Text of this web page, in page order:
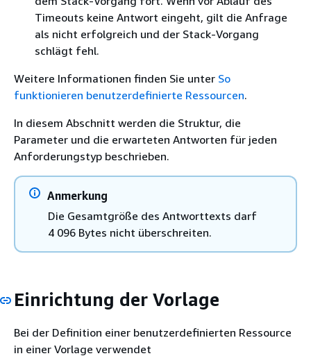
Timeouts keine Antwort eingeht, gilt die Anfrage
als nicht erfolgreich und der Stack-Vorgang
schlägt fehl.
Weitere Informationen finden Sie unter So
funktionieren benutzerdefinierte Ressourcen.
In diesem Abschnitt werden die Struktur, die
Parameter und die erwarteten Antworten für jeden
Anforderungstyp beschrieben.
Anmerkung
Die Gesamtgröße des Antworttexts darf
4 096 Bytes nicht überschreiten.
Einrichtung der Vorlage
Bei der Definition einer benutzerdefinierten Ressource
in einer Vorlage verwendet